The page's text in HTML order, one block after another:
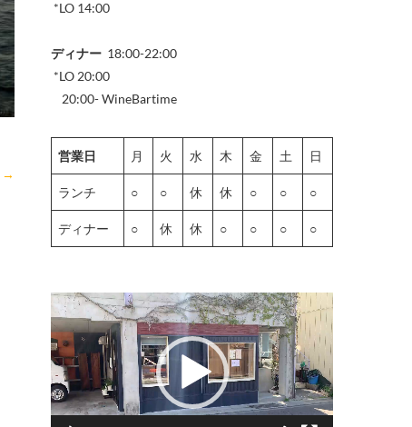
→
*LO 14:00
ディナー 18:00-22:00
*LO 20:00
20:00- WineBartime
営業日 月 火 水 木 金 土 日
ランチ ○ ○ 休 休 ○ ○ ○
ディナー ○ 休 休 ○ ○ ○ ○
動
画
プ
レ
ー
ヤ